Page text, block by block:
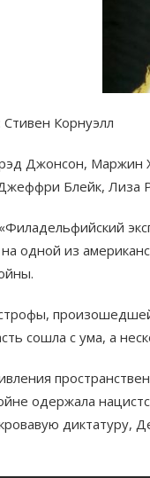
Стивен Корнуэлл
Джонсон, Маржин
Блейк, Лиза
одной из
сошла с ума, а
одержала
диктатуру,